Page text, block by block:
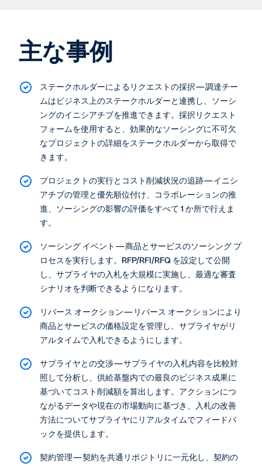
主な事例
ステークホルダーによるリクエストの採択—調達チー
ムはビジネス上のステークホルダーと連携し、ソーシ
ングのイニシアチブを推進できます。採択リクエスト
フォームを使用すると、効果的なソーシングに不可欠
なプロジェクトの詳細をステークホルダーから取得で
きます。
プロジェクトの実行とコスト削減状況の追跡—イニシ
アチブの管理と優先順位付け、コラボレーションの推
進、ソーシングの影響の評価をすべて 1 か所で行えま
す。
ソーシング イベント—商品とサービスのソーシング プ
ロセスを実行します。RFP/RFI/RFQ を設定して公開
し、サプライヤの入札を大規模に実施し、最適な審査
シナリオを判断できるようになります。
リバース オークション—リバース オークションにより
商品とサービスの価格設定を管理し、サプライヤがリ
アルタイムで入札できるようにします。
サプライヤとの交渉—サプライヤの入札内容を比較対
照して分析し、供給基盤内での最良のビジネス成果に
基づいてコスト削減額を算出します。アクションにつ
ながるデータや現在の市場動向に基づき、入札の改善
方法についてサプライヤにリアルタイムでフィードバ
ックを提供します。
契約管理—契約を共通リポジトリに一元化し、契約の